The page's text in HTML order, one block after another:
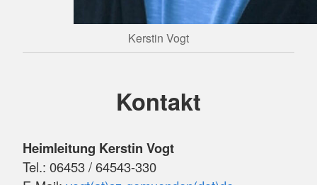
Kerstin Vogt
Kontakt
Heimleitung Kerstin Vogt
Tel.: 06453 / 64543-330